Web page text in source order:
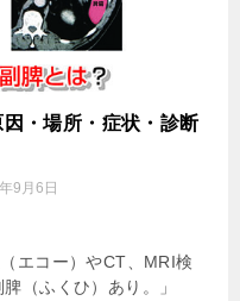
因・場所・症状・診断
9月6日
エコー）やCT、MRI検
（ふくひ）あり。」